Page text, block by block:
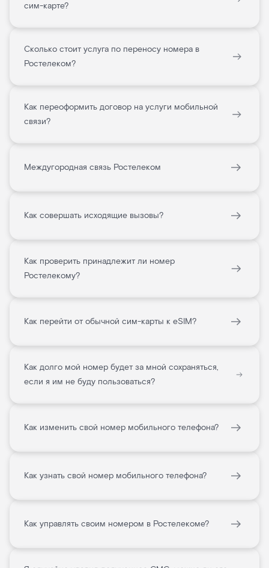
сим-карте?
Сколько стоит услуга по переносу номера в
Ростелеком?
Как переоформить договор на услуги мобильной
связи?
Междугородная связь Ростелеком
Как совершать исходящие вызовы?
Как проверить принадлежит ли номер
Ростелекому?
Как перейти от обычной сим-карты к eSIM?
Как долго мой номер будет за мной сохраняться,
если я им не буду пользоваться?
Как изменить свой номер мобильного телефона?
Как узнать свой номер мобильного телефона?
Как управлять своим номером в Ростелекоме?